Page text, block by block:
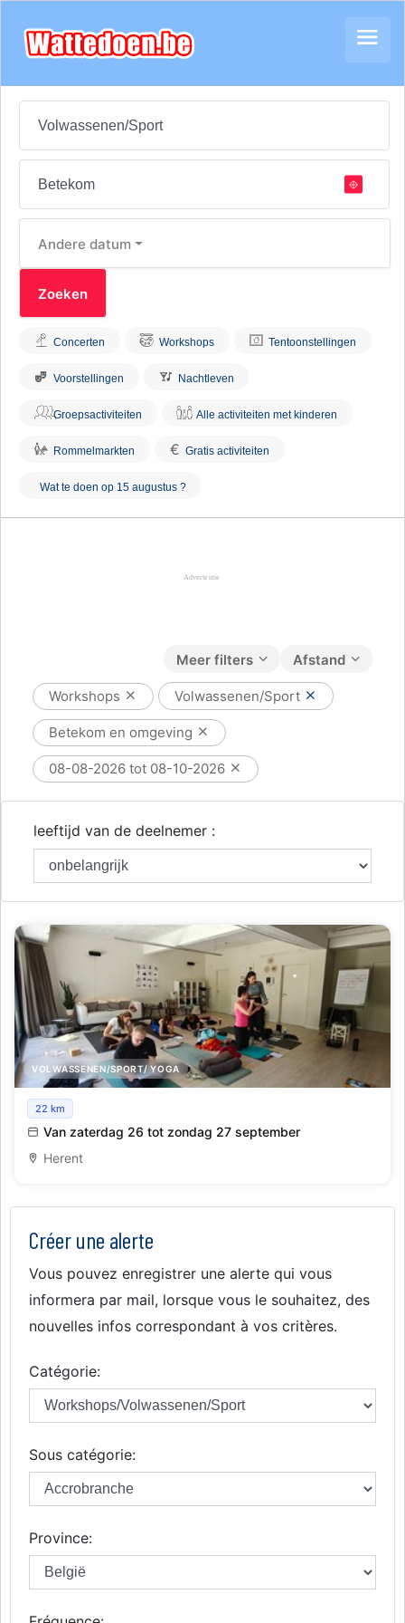
Andere datum
Concerten Workshops Tentoonstellingen
Voorstellingen Nachtleven
Groepsactiviteiten Alle activiteiten met kinderen
Rommelmarkten € Gratis activiteiten
Wat te doen op 15 augustus ?
Afstand
Meer filters
Workshops Volwassenen/Sport
Betekom en omgeving
08-08-2026 tot 08-10-2026
leeftijd van de deelnemer :
VOLWASSENEN/SPORT/ YOGA
Training Zonnegroeten & Ademhaling
22 km
Van zaterdag 26 tot zondag 27 september
Herent
Créer une alerte
Vous pouvez enregistrer une alerte qui vous
informera par mail, lorsque vous le souhaitez, des
nouvelles infos correspondant à vos critères.
Catégorie:
Sous catégorie:
Province: